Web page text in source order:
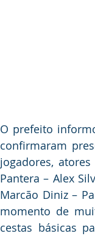
O prefeito
confirmaram
jogadores,
Pantera – Alex
Marcão Diniz –
momento de
cestas básicas